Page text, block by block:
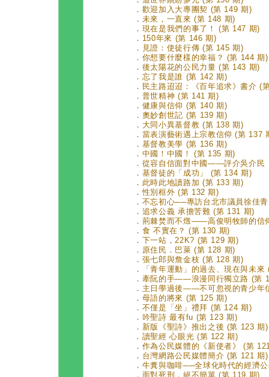
． 歡迎加入大專團契 (第 149 期)
． 未來，一直來 (第 148 期)
． 現在是我們的事了！ (第 147 期)
． 150年來 (第 146 期)
． 見證：使徒行傳 (第 145 期)
． 你想要什麼樣的幸福？ (第 144 期)
． 後太陽花的公民力量 (第 143 期)
． 忘了我是誰 (第 142 期)
． 民主路迢迢：《百年追求》書介 (
． 普世精神 (第 141 期)
． 健康與信仰 (第 140 期)
． 奧妙創世記 (第 139 期)
． 大同小異基督教 (第 138 期)
． 當表演藝術遇上宗教信仰 (第 137
． 基督教美學 (第 136 期)
． 中國！中國！ (第 135 期)
． 從容自信面對中國——評介吳介民
． 基督徒的「成功」 (第 134 期)
． 此時此地讀路加 (第 133 期)
．性別框外 (第 132 期)
． 不忘初心──專訪台北市議員徐佳
． 追求公義 承擔苦難 (第 131 期)
． 荊棘焚而不燬——高俊明牧師的信
． 食 不實在？ (第 130 期)
． 下一站，22K? (第 129 期)
． 原住民．巴萊 (第 128 期)
． 張七郎與詹金枝 (第 128 期)
．
「青年運動」的過去、現在與未
． 牽阮的手——浪漫同行獨立路 (第
． 主日學過後——不可忽視的青少年
． 母語的將來 (第 125 期)
． 不僅是「坐」禮拜 (第 124 期)
． 吟聖詩 最有fu (第 123 期)
． 新版《聖詩》推出之後 (第 123 期)
． 讀聖經 心眼光 (第 122 期)
． 作為公民媒體的《新使者》 (第
． 台灣網路公民媒體簡介 (第 121 期)
． 牛糞與咖啡──全球化時代的經濟
． 面對死刑，絕不簡單 (第 119 期)